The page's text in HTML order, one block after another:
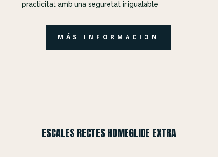
practicitat amb una seguretat inigualable
MÁS INFORMACION
ESCALES RECTES HOMEGLIDE EXTRA